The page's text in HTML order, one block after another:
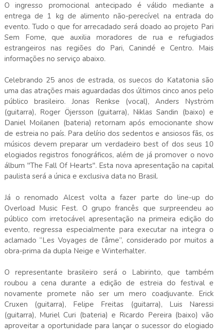
O ingresso promocional antecipado é válido mediante a
entrega de 1 kg de alimento não-perecível na entrada do
evento. Tudo o que for arrecadado será doado ao projeto Pari
Sem Fome, que auxilia moradores de rua e refugiados
estrangeiros nas regiões do Pari, Canindé e Centro. Mais
informações no serviço abaixo.
Celebrando 25 anos de estrada, os suecos do Katatonia são
uma das atrações mais aguardadas dos últimos cinco anos pelo
público brasileiro. Jonas Renkse (vocal), Anders Nyström
(guitarra), Roger Öjersson (guitarra), Niklas Sandin (baixo) e
Daniel Moilanen (bateria) retornam após emocionante show
de estreia no país. Para delírio dos sedentos e ansiosos fãs, os
músicos devem preparar um verdadeiro best of dos seus 10
elogiados registros fonográficos, além de já promover o novo
álbum "The Fall Of Hearts". Esta nova apresentação na capital
paulista será a única e exclusiva data no Brasil.
Já o renomado Alcest volta a fazer parte do line-up do
Overload Music Fest. O grupo francês que surpreendeu ao
público com irretocável apresentação na primeira edição do
evento, regressa especialmente para executar na integra o
aclamado “Les Voyages de l'âme”, considerado por muitos a
obra-prima da dupla Neige e Winterhalter.
O representante brasileiro será o Labirinto, que também
roubou a cena durante a edição de estreia do festival e
novamente promete não ser um mero coadjuvante. Erick
Cruxen (guitarra), Felipe Freitas (guitarra), Luis Naressi
(guitarra), Muriel Curi (bateria) e Ricardo Pereira (baixo) vão
aproveitar a oportunidade para lançar o sucessor do elogiado